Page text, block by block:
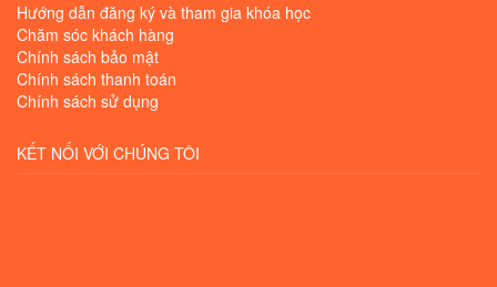
Hướng dẫn đăng ký và tham gia khóa học
Chăm sóc khách hàng
Chính sách bảo mật
Chính sách thanh toán
Chính sách sử dụng
KẾT NỐI VỚI CHÚNG TÔI